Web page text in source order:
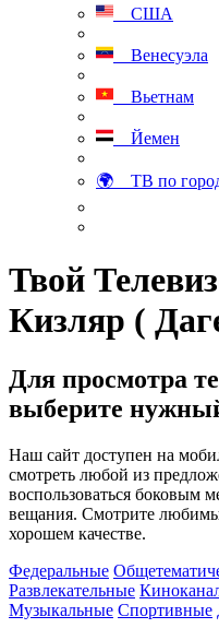
США
Венесуэла
Вьетнам
Йемен
🌍 ТВ по
Твой
Кизляр (
Для просмотра
выберите
Наш сайт доступен на
смотреть любой из
воспользоваться боковым
вещания. Смотрите
хорошем качестве.
Федеральные
Развлекательные
Музыкальные Спортивные